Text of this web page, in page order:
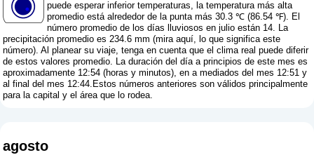
puede esperar inferior temperaturas, la temperatura más alta
promedio está alrededor de la punta más 30.3 ℃ (86.54 ℉). El
número promedio de los días lluviosos en julio están 14. La
precipitación promedio es 234.6 mm (mira aquí, lo que significa este
número). Al planear su viaje, tenga en cuenta que el clima real puede diferir
de estos valores promedio. La duración del día a principios de este mes es
aproximadamente 12:54 (horas y minutos), en a mediados del mes 12:51 y
al final del mes 12:44.Estos números anteriores son válidos principalmente
para la capital y el área que lo rodea.
agosto